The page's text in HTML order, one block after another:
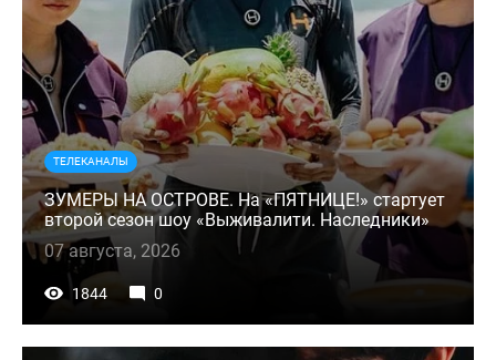
ТЕЛЕКАНАЛЫ
ЗУМЕРЫ НА ОСТРОВЕ. На «ПЯТНИЦЕ!» стартует
второй сезон шоу «Выживалити. Наследники»
07 августа, 2026
1844 0